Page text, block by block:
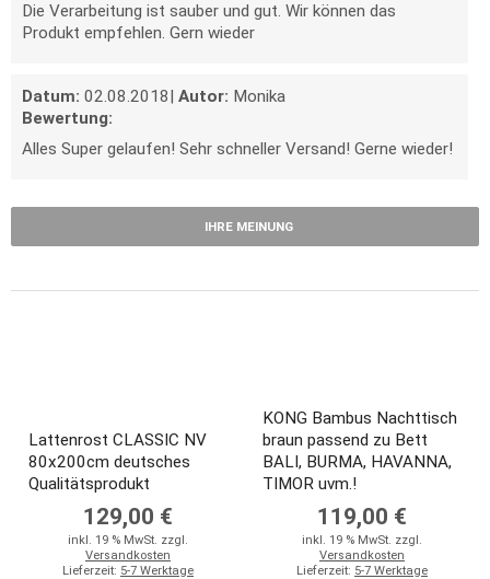
Die Verarbeitung ist sauber und gut. Wir können das
Produkt empfehlen. Gern wieder
Datum: 02.08.2018| Autor: Monika
Bewertung:
Alles Super gelaufen! Sehr schneller Versand! Gerne wieder!
IHRE MEINUNG
Lattenrost CLASSIC NV
80x200cm deutsches
Qualitätsprodukt
129,00 €
inkl. 19 % MwSt. zzgl.
Versandkosten
Lieferzeit: 5-7 Werktage
KONG Bambus Nachttisch
braun passend zu Bett
BALI, BURMA, HAVANNA,
TIMOR uvm.!
119,00 €
inkl. 19 % MwSt. zzgl.
Versandkosten
Lieferzeit: 5-7 Werktage